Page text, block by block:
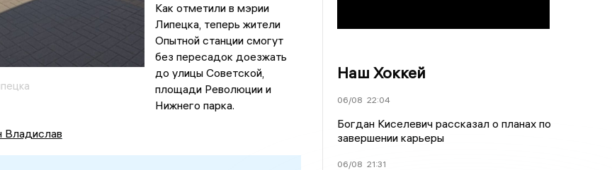
Как отметили в мэрии
Липецка, теперь жители
Опытной станции смогут
без пересадок доезжать
до улицы Советской,
площади Революции и
Нижнего парка.
Владислав
Наш Хоккей
06/08 22:04
Богдан Киселевич рассказал о планах по
завершении карьеры
06/08 21:31